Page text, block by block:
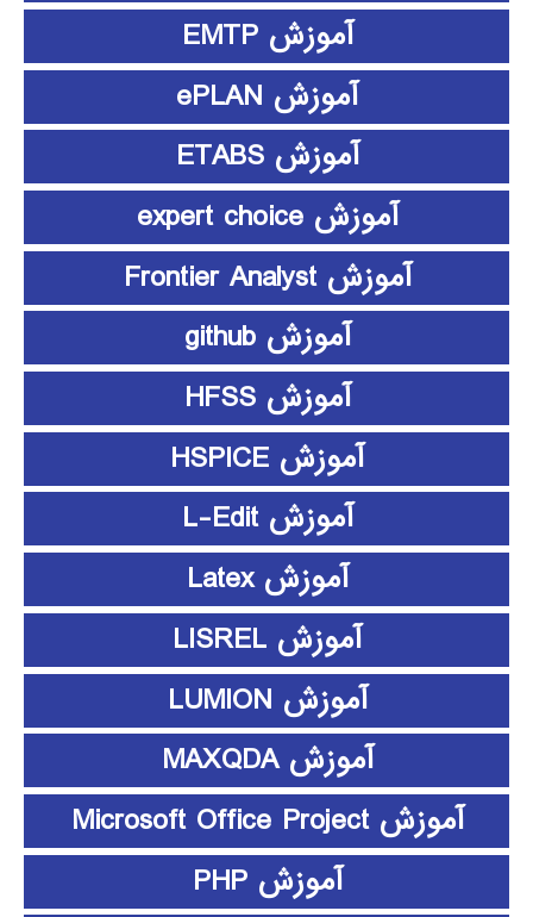
آموزش EMTP
آموزش ePLAN
آموزش ETABS
آموزش expert choice
آموزش Frontier Analyst
آموزش github
آموزش HFSS
آموزش HSPICE
آموزش L-Edit
آموزش Latex
آموزش LISREL
آموزش LUMION
آموزش MAXQDA
آموزش Microsoft Office Project
آموزش PHP